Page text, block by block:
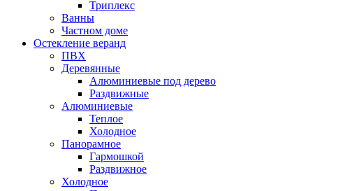
Триплекс
Ванны
Частном доме
Остекление веранд
ПВХ
Деревянные
Алюминиевые под дерево
Раздвижные
Алюминиевые
Теплое
Холодное
Панорамное
Гармошкой
Раздвижное
Холодное